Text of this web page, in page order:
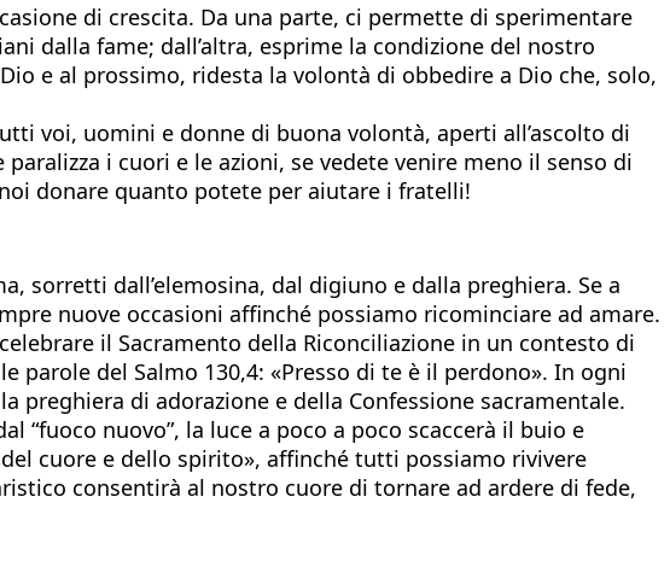
di crescita. Da una parte, ci permette di sperimentare
dalla fame; dall’altra, esprime la condizione del nostro
e al prossimo, ridesta la volontà di obbedire a Dio che, solo,
voi, uomini e donne di buona volontà, aperti all’ascolto di
i cuori e le azioni, se vedete venire meno il senso di
donare quanto potete per aiutare i fratelli!
sorretti dall’elemosina, dal digiuno e dalla preghiera. Se a
nuove occasioni affinché possiamo ricominciare ad amare.
il Sacramento della Riconciliazione in un contesto di
parole del Salmo 130,4: «Presso di te è il perdono». In ogni
preghiera di adorazione e della Confessione sacramentale.
“fuoco nuovo”, la luce a poco a poco scaccerà il buio e
cuore e dello spirito», affinché tutti possiamo rivivere
consentirà al nostro cuore di tornare ad ardere di fede,